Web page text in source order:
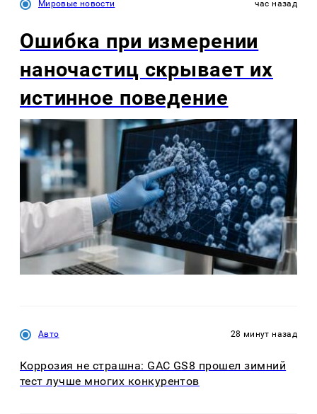
Мировые новости час назад
Ошибка при измерении
наночастиц скрывает их
истинное поведение
Авто 28 минут назад
Коррозия не страшна: GAC GS8 прошел зимний
тест лучше многих конкурентов